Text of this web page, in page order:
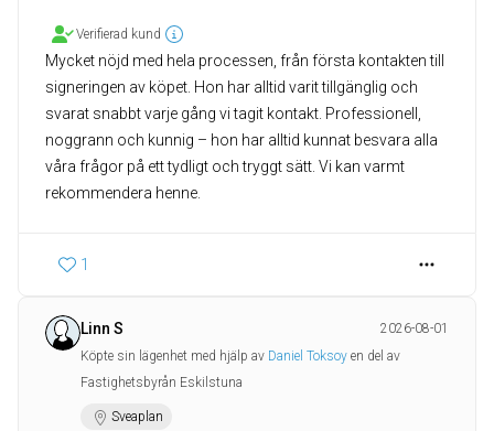
Verifierad kund
Mycket nöjd med hela processen, från första kontakten till
signeringen av köpet. Hon har alltid varit tillgänglig och
svarat snabbt varje gång vi tagit kontakt. Professionell,
noggrann och kunnig – hon har alltid kunnat besvara alla
våra frågor på ett tydligt och tryggt sätt. Vi kan varmt
rekommendera henne.
1
Linn S
2026-08-01
Köpte sin lägenhet med hjälp av Daniel Toksoy en del av
Fastighetsbyrån Eskilstuna
Sveaplan